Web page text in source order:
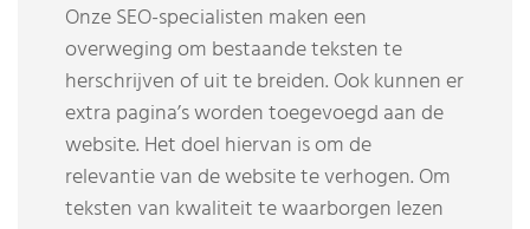
Onze SEO-specialisten maken een
overweging om bestaande teksten te
herschrijven of uit te breiden. Ook kunnen er
extra pagina’s worden toegevoegd aan de
website. Het doel hiervan is om de
relevantie van de website te verhogen. Om
teksten van kwaliteit te waarborgen lezen